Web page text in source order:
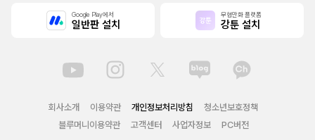
Google Play에서
일반판 설치
무협만화 플랫폼
강툰 설치
회사소개 이용약관 개인정보처리방침
청소년보호정책
블루머니이용약관
고객센터 사업자정보 PC버전